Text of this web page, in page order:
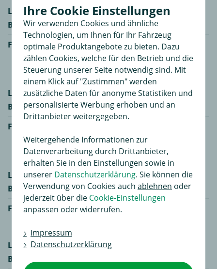
Leistung
60 kW / 82 PS
Baujahr
04.00 - 05.06
Fahrzeugmodell
Mercedes-Benz SPRINTER
3-t Pritsche/Fahrgestell
(B903) 308 D 2.3 (903.311,
903.312, 903.322)
Leistung
58 kW / 79 PS
Baujahr
02.95 - 04.00
Fahrzeugmodell
3-t Pritsche/Fahrgestell
(B903) 308 D 2.3 (903.311,
903.322)
Leistung
60 kW / 82 PS
Baujahr
11.96 - 04.00
Fahrzeugmodell
Mercedes-Benz SPRINTER
Leistung
40 kW / 54 PS
Baujahr
01.96 - 05.06
Ihre Cookie Einstellungen
Wir verwenden Cookies und ähnliche
Technologien, um Ihnen für Ihr Fahrzeug
optimale Produktangebote zu bieten. Dazu
zählen Cookies, welche für den Betrieb und die
Steuerung unserer Seite notwendig sind. Mit
einem Klick auf "Zustimmen" werden
zusätzliche Daten für anonyme Statistiken und
personalisierte Werbung erhoben und an
Drittanbieter weitergegeben.
Weitergehende Informationen zur
Datenverarbeitung durch Drittanbieter,
erhalten Sie in den Einstellungen sowie in
unserer Datenschutzerklärung. Sie können die
Verwendung von Cookies auch ablehnen oder
jederzeit über die Cookie-Einstellungen
anpassen oder widerrufen.
Impressum
Datenschutzerklärung